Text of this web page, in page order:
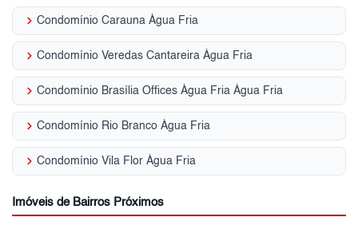
keyboard_arrow_right Condomínio Carauna Água Fria
keyboard_arrow_right Condomínio Veredas Cantareira Água Fria
keyboard_arrow_right Condomínio Brasília Offices Água Fria Água Fria
keyboard_arrow_right Condomínio Rio Branco Água Fria
keyboard_arrow_right Condomínio Vila Flor Água Fria
Imóveis de Bairros Próximos